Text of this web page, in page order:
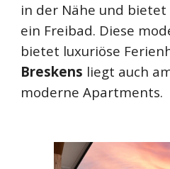
in der Nähe und
ein Freibad. Diese
bietet luxuriöse
Breskens liegt auch
moderne Apartments.